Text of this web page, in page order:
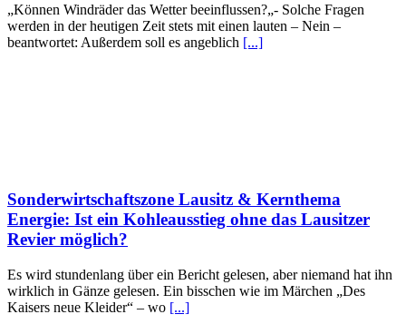
„Können Windräder das Wetter beeinflussen?„- Solche Fragen
werden in der heutigen Zeit stets mit einen lauten – Nein –
beantwortet: Außerdem soll es angeblich [...]
Sonderwirtschaftszone Lausitz & Kernthema
Energie: Ist ein Kohleausstieg ohne das Lausitzer
Revier möglich?
Es wird stundenlang über ein Bericht gelesen, aber niemand hat ihn
wirklich in Gänze gelesen. Ein bisschen wie im Märchen „Des
Kaisers neue Kleider“ – wo [...]